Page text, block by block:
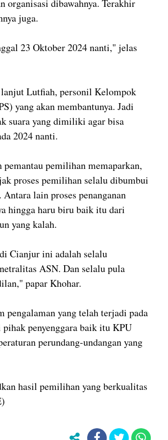
organisasi dibawahnya. Terakhir
juga.
23 Oktober 2024 nanti," jelas
Lutfiah, personil Kelompok
yang akan membantunya. Jadi
suara yang dimiliki agar bisa
2024 nanti.
pemilihan memaparkan,
proses pemilihan selalu dibumbui
lain proses penanganan
hingga haru biru baik itu dari
yang kalah.
Cianjur ini adalah selalu
ASN. Dan selalu pula
papar Khohar.
pengalaman yang telah terjadi pada
penyenggara baik itu KPU
perundang-undangan yang
hasil pemilihan yang berkualitas